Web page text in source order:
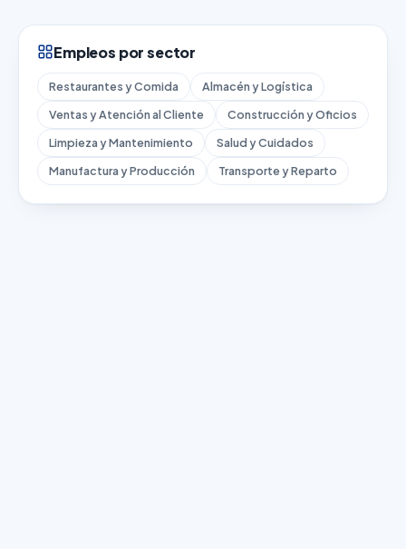
Empleos por sector
Restaurantes y Comida
Almacén y Logística
Ventas y Atención al Cliente
Construcción y Oficios
Limpieza y Mantenimiento
Salud y Cuidados
Manufactura y Producción
Transporte y Reparto